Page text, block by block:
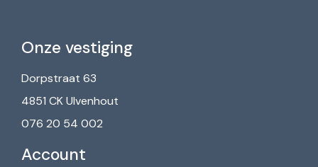
Onze vestiging
Dorpstraat 63
4851 CK Ulvenhout
076 20 54 002
Account